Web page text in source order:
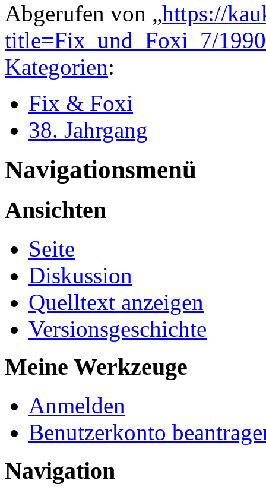
Abgerufen von „https://
title=Fix_und_Foxi_7/
Kategorien:
Fix & Foxi
38. Jahrgang
Navigationsmenü
Ansichten
Seite
Diskussion
Quelltext anzeigen
Versionsgeschichte
Meine Werkzeuge
Anmelden
Benutzerkonto
Navigation